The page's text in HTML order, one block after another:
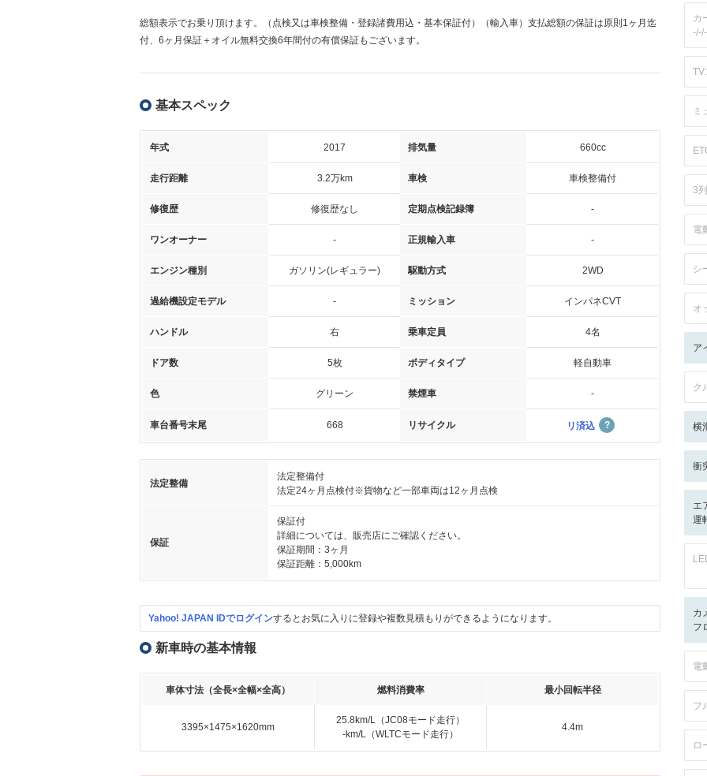
総額表示でお乗り頂けます。（点検又は車検整備・登録諸費用込・基本保証付）（輸入車）支払総額の保証は原則1ヶ月迄
付、6ヶ月保証＋オイル無料交換6年間付の有償保証もございます。
基本スペック
年式 2017 排気量 660cc
走行距離 3.2万km 車検 車検整備付
修復歴 修復歴なし 定期点検記録簿 -
ワンオーナー - 正規輸入車 -
エンジン種別 ガソリン(レギュラー) 駆動方式 2WD
過給機設定モデル - ミッション インパネCVT
ハンドル 右 乗車定員 4名
ドア数 5枚 ボディタイプ 軽自動車
色 グリーン 禁煙車 -
車台番号末尾 668 リサイクル リ済込
法定整備
法定整備付
法定24ヶ月点検付※貨物など一部車両は12ヶ月点検
保証
保証付
詳細については、販売店にご確認ください。
保証期間：3ヶ月
保証距離：5,000km
Yahoo! JAPAN IDでログインするとお気に入りに登録や複数見積もりができるようになります。
新車時の基本情報
車体寸法（全長×全幅×全高） 燃料消費率 最小回転半径
3395×1475×1620mm
25.8km/L（JC08モード走行）
-km/L（WLTCモード走行）
4.4m
カ
ミ
3
電
シ
オ
ア
ク
横
衝
エ
運
カ
フ
電
フ
ロ